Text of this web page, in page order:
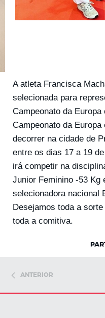
A atleta Francisca
selecionada para
Campeonato da
Campeonato da
decorrer na cidade de
entre os dias 17 a 19
irá competir na
Junior Feminino -53 Kg
selecionadora nacional
Desejamos toda a
toda a comitiva.
ANTERIOR